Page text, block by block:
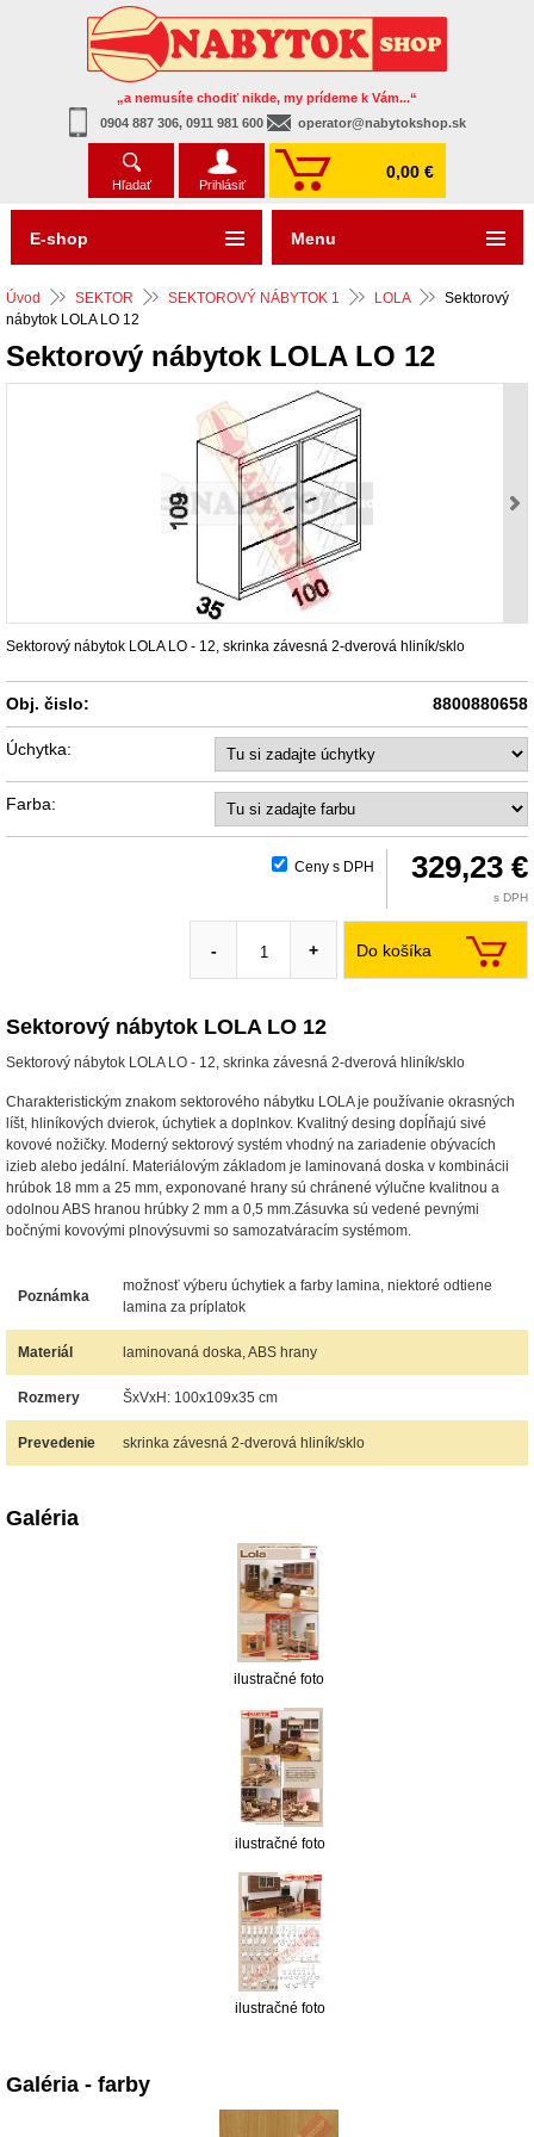
„a nemusíte chodiť nikde, my prídeme k Vám...“
0904 887 306, 0911 981 600
operator@nabytokshop.sk
Hľadať Prihlásiť
0,00 €
Úvod SEKTOR SEKTOROVÝ NÁBYTOK 1 LOLA
Sektorový
nábytok LOLA LO 12
Sektorový nábytok LOLA LO 12
Sektorový nábytok LOLA LO - 12, skrinka závesná 2-dverová hliník/sklo
Obj. čislo: 8800880658
Úchytka:
Farba:
Ceny s DPH 329,23 €
s DPH
Do košíka
- +
Sektorový nábytok LOLA LO 12
Sektorový nábytok LOLA LO - 12, skrinka závesná 2-dverová hliník/sklo
Charakteristickým znakom sektorového nábytku LOLA je používanie okrasných
líšt, hliníkových dvierok, úchytiek a doplnkov. Kvalitný desing dopĺňajú sivé
kovové nožičky. Moderný sektorový systém vhodný na zariadenie obývacích
izieb alebo jedální. Materiálovým základom je laminovaná doska v kombinácii
hrúbok 18 mm a 25 mm, exponované hrany sú chránené výlučne kvalitnou a
odolnou ABS hranou hrúbky 2 mm a 0,5 mm.Zásuvka sú vedené pevnými
bočnými kovovými plnovýsuvmi so samozatváracím systémom.
Poznámka
možnosť výberu úchytiek a farby lamina, niektoré odtiene
lamina za príplatok
Materiál laminovaná doska, ABS hrany
Rozmery ŠxVxH: 100x109x35 cm
Prevedenie skrinka závesná 2-dverová hliník/sklo
Galéria
ilustračné foto
ilustračné foto
ilustračné foto
Galéria - farby
E-shop Menu